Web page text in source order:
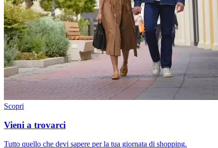
Scopri
Vieni a trovarci
Tutto quello che devi sapere per la tua giornata di shopping.